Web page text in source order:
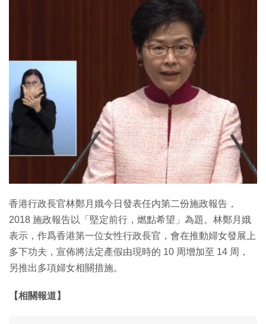
香港行政長官林鄭月娥今日發表任内第二份施政報告，
2018 施政報告以「堅定前行，燃點希望」為題。林鄭月娥
表示，作爲香港第一位女性行政長官，會在推動婦女發展上
多下功夫，宣佈將法定產假由現時的 10 周增加至 14 周，
另推出多項婦女相關措施。
【相關報道】